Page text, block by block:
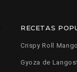
RECETAS
Crispy Roll
Gyoza de